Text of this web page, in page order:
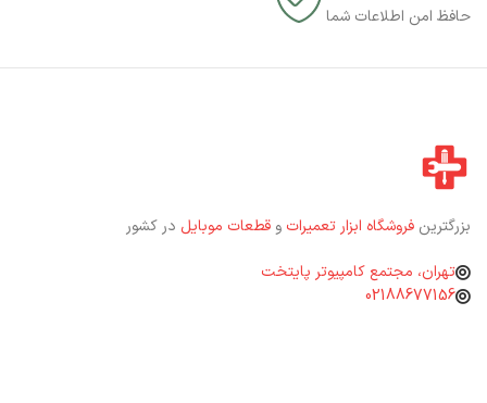
حافظ امن اطلاعات شما
بزرگترین فروشگاه ابزار تعمیرات و قطعات موبایل در کشور
تهران، مجتمع کامپیوتر پایتخت
02188677156